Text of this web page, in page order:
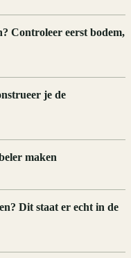
Controleer eerst bodem,
je de
maken
Dit staat er echt in de